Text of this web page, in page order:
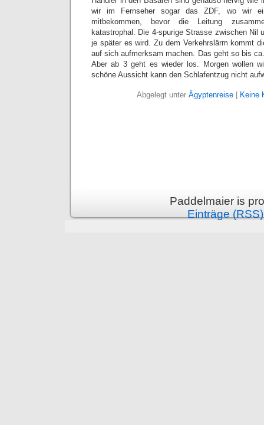
wir im Fernseher sogar das ZDF, wo wir
mitbekommen, bevor die Leitung
katastrophal. Die 4-spurige Strasse zwischen Nil
je später es wird. Zu dem Verkehrslärm kommt
auf sich aufmerksam machen. Das geht so bis
Aber ab 3 geht es wieder los. Morgen wollen
schöne Aussicht kann den Schlafentzug nicht
Abgelegt unter Ägyptenreise| Keine
Paddelmaier is
Einträge (RSS)